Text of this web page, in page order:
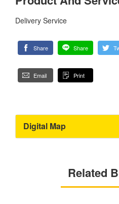
Delivery Service
Share Share
Email Print
Digital Map
Related